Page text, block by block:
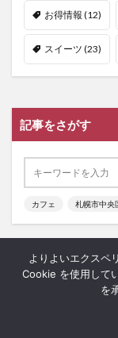
お得情報 (12)
スイーツ (23)
記事をさがす
カフェ 札幌市中央
カテゴリー
よりよいエクスペ
Cookie を使用して
を